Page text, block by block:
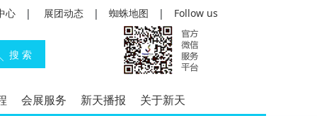
心 | 展团动态 | 蜘蛛地图 | Follow us
会展服务 新天播报 关于新天